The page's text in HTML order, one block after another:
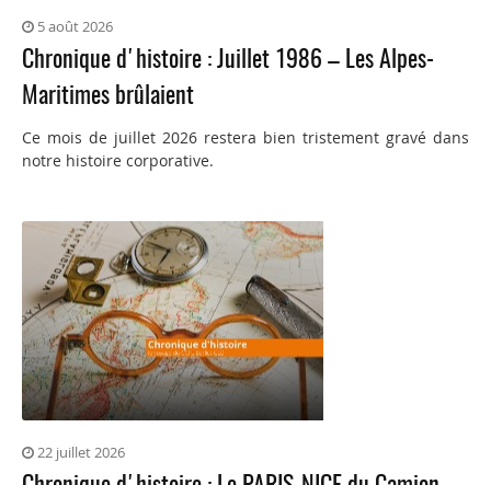
5 août 2026
Chronique d'histoire : Juillet 1986 – Les Alpes-
Maritimes brûlaient
Ce mois de juillet 2026 restera bien tristement gravé dans
notre histoire corporative.
22 juillet 2026